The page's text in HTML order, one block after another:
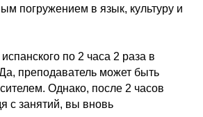
погружением в язык, культуру и
по 2 часа 2 раза в
преподаватель может быть
Однако, после 2 часов
с занятий, вы вновь